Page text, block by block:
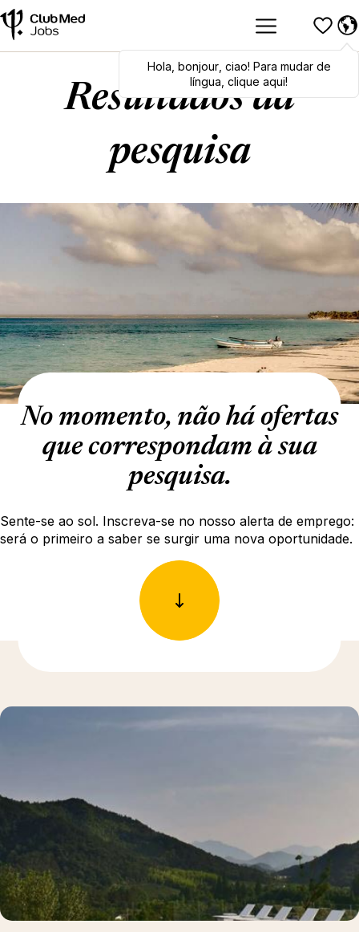
Hola,bonjour,ciao! To switch
languages, click here!
Hola bonjour, ciao! Para mudar de
língua, clique aqui!
Resultados da
pesquisa
No momento, não há ofertas
que correspondam à sua
pesquisa.
Sente-se ao sol. Inscreva-se no nosso alerta de emprego:
será o primeiro a saber se surgir uma nova oportunidade.